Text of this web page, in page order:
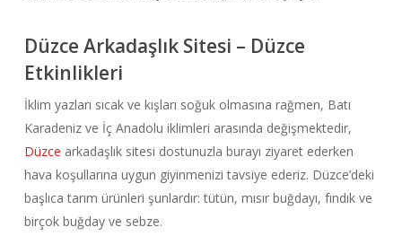
Düzce Arkadaşlık Sitesi – Düzce
Etkinlikleri
İklim yazları sıcak ve kışları soğuk olmasına rağmen, Batı
Karadeniz ve İç Anadolu iklimleri arasında değişmektedir,
Düzce arkadaşlık sitesi dostunuzla burayı ziyaret ederken
hava koşullarına uygun giyinmenizi tavsiye ederiz. Düzce’deki
başlıca tarım ürünleri şunlardır: tütün, mısır buğdayı, fındık ve
birçok buğday ve sebze.